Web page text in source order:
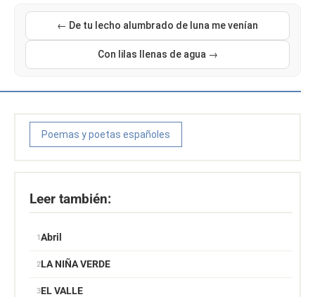
← De tu lecho alumbrado de luna me venían
Con lilas llenas de agua →
Poemas y poetas españoles
Leer también:
Abril
LA NIÑA VERDE
EL VALLE